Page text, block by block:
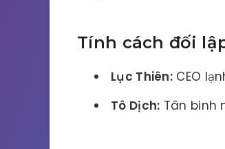
Tính cách đối
Lục Thiên: CEO
Tô Dịch: Tân binh